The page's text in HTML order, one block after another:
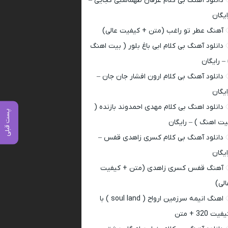
پست قبلی
آهنگ عطر تو راغب (متن + کیفیت عالی)
دانلود آهنگ بی کلام ابی باغ بلور ( بیت اهنگ
– رایگان
دانلود آهنگ بی کلام ارون افشار جان جان –
دانلود اهنگ بی کلام مهدی احمدوند بازنده (
اهنگ ) – رایگان
دانلود آهنگ بی کلام کسری زاهدی قفس –
آهنگ قفس کسری زاهدی (متن + کیفیت
اهنگ انیمه سرزمین ارواح ( soul land ) با
320 + متن